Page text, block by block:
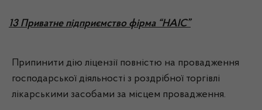
13 Приватне підприємство фірма “НАІС”
Припинити дію ліцензії повністю на провадження
господарської діяльності з роздрібної торгівлі
лікарськими засобами за місцем провадження.